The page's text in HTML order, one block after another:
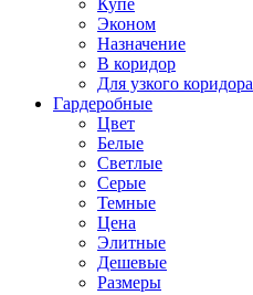
Купе
Эконом
Назначение
В коридор
Для узкого коридора
Гардеробные
Цвет
Белые
Светлые
Серые
Темные
Цена
Элитные
Дешевые
Размеры